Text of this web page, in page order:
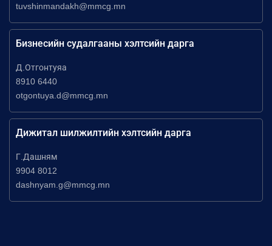
tuvshinmandakh@mmcg.mn
Бизнесийн судалгааны хэлтсийн дарга
Д.Отгонтуяа
8910 6440
otgontuya.d@mmcg.mn
Дижитал шилжилтийн хэлтсийн дарга
Г.Дашням
9904 8012
dashnyam.g@mmcg.mn